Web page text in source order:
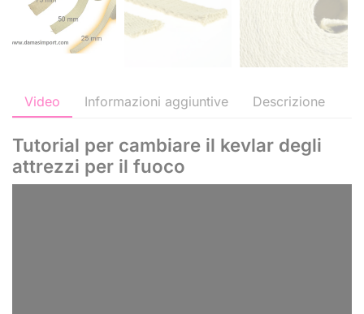
Video Informazioni aggiuntive Descrizione
Tutorial per cambiare il kevlar degli
attrezzi per il fuoco